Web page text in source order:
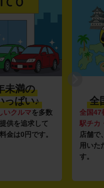
未満の
っぱい♪
いクルマを多数
供を追求して
金は0円です。
全
全国47
駅チカ
店舗で
用いた
す。